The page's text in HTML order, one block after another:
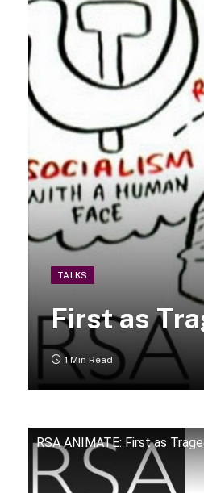
TALKS
First as
1 Min Read
RSA ANIMATE: First as